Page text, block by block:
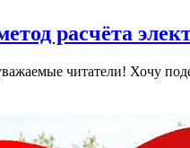
расчёта
читатели! Хочу